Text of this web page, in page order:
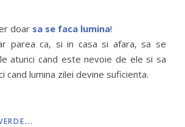
doar sa se faca lumina!
parea ca, si in casa si afara, sa se
atunci cand este nevoie de ele si sa
cand lumina zilei devine suficienta.